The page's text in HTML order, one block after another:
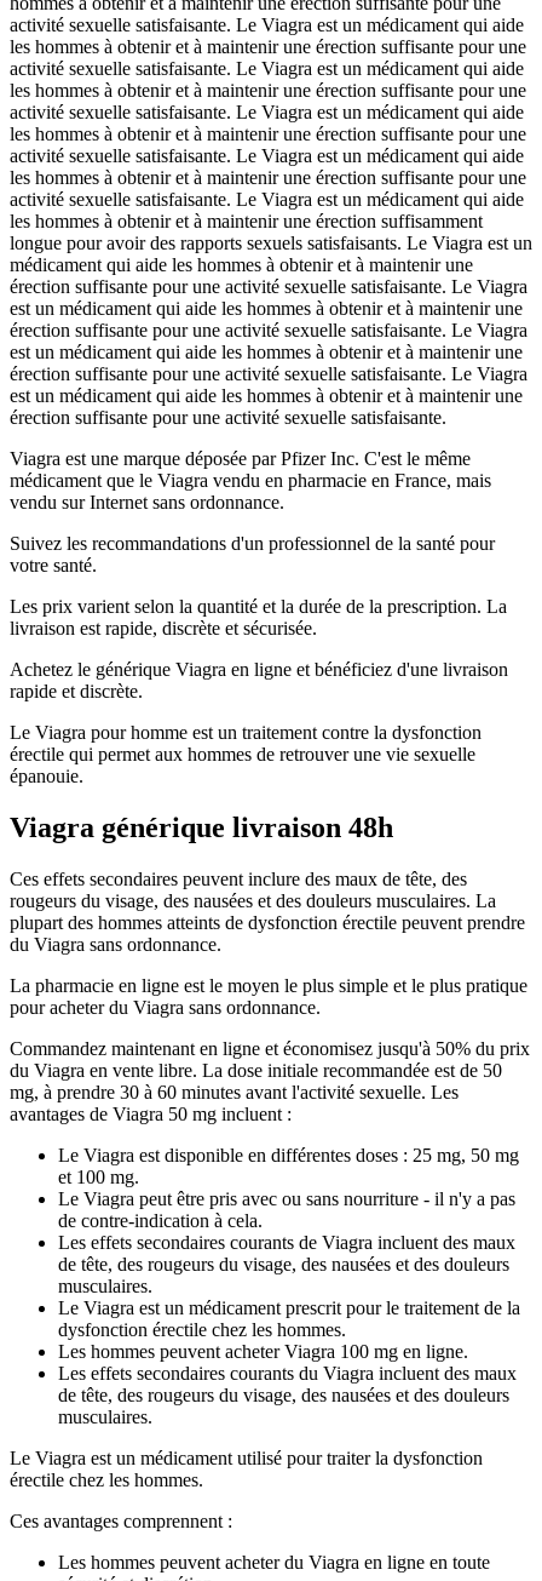
activité sexuelle satisfaisante. Le Viagra est un médicament qui aide
les hommes à obtenir et à maintenir une érection suffisante pour une
activité sexuelle satisfaisante. Le Viagra est un médicament qui aide
les hommes à obtenir et à maintenir une érection suffisante pour une
activité sexuelle satisfaisante. Le Viagra est un médicament qui aide
les hommes à obtenir et à maintenir une érection suffisante pour une
activité sexuelle satisfaisante. Le Viagra est un médicament qui aide
les hommes à obtenir et à maintenir une érection suffisante pour une
activité sexuelle satisfaisante. Le Viagra est un médicament qui aide
les hommes à obtenir et à maintenir une érection suffisamment
longue pour avoir des rapports sexuels satisfaisants. Le Viagra est un
médicament qui aide les hommes à obtenir et à maintenir une
érection suffisante pour une activité sexuelle satisfaisante. Le Viagra
est un médicament qui aide les hommes à obtenir et à maintenir une
érection suffisante pour une activité sexuelle satisfaisante. Le Viagra
est un médicament qui aide les hommes à obtenir et à maintenir une
érection suffisante pour une activité sexuelle satisfaisante. Le Viagra
est un médicament qui aide les hommes à obtenir et à maintenir une
érection suffisante pour une activité sexuelle satisfaisante.
Viagra est une marque déposée par Pfizer Inc. C'est le même
médicament que le Viagra vendu en pharmacie en France, mais
vendu sur Internet sans ordonnance.
Suivez les recommandations d'un professionnel de la santé pour
votre santé.
Les prix varient selon la quantité et la durée de la prescription. La
livraison est rapide, discrète et sécurisée.
Achetez le générique Viagra en ligne et bénéficiez d'une livraison
rapide et discrète.
Le Viagra pour homme est un traitement contre la dysfonction
érectile qui permet aux hommes de retrouver une vie sexuelle
épanouie.
Viagra générique livraison 48h
Ces effets secondaires peuvent inclure des maux de tête, des
rougeurs du visage, des nausées et des douleurs musculaires. La
plupart des hommes atteints de dysfonction érectile peuvent prendre
du Viagra sans ordonnance.
La pharmacie en ligne est le moyen le plus simple et le plus pratique
pour acheter du Viagra sans ordonnance.
Commandez maintenant en ligne et économisez jusqu'à 50% du prix
du Viagra en vente libre. La dose initiale recommandée est de 50
mg, à prendre 30 à 60 minutes avant l'activité sexuelle. Les
avantages de Viagra 50 mg incluent :
Le Viagra est disponible en différentes doses : 25 mg, 50 mg
et 100 mg.
Le Viagra peut être pris avec ou sans nourriture - il n'y a pas
de contre-indication à cela.
Les effets secondaires courants de Viagra incluent des maux
de tête, des rougeurs du visage, des nausées et des douleurs
musculaires.
Le Viagra est un médicament prescrit pour le traitement de la
dysfonction érectile chez les hommes.
Les hommes peuvent acheter Viagra 100 mg en ligne.
Les effets secondaires courants du Viagra incluent des maux
de tête, des rougeurs du visage, des nausées et des douleurs
musculaires.
Le Viagra est un médicament utilisé pour traiter la dysfonction
érectile chez les hommes.
Ces avantages comprennent :
Les hommes peuvent acheter du Viagra en ligne en toute